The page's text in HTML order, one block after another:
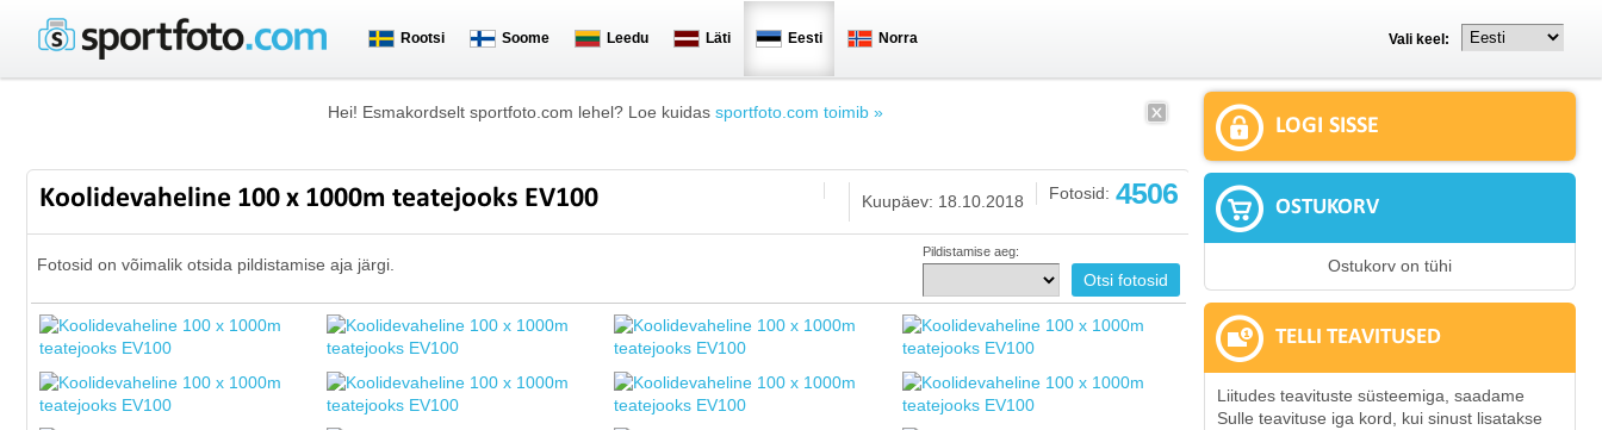
Rootsi Soome Leedu Läti Eesti Norra Vali keel:
Hei! Esmakordselt sportfoto.com lehel? Loe kuidas sportfoto.com toimib »
Koolidevaheline 100 x 1000m teatejooks EV100 Fotosid: 4506
Kuupäev: 18.10.2018
Fotosid on võimalik otsida pildistamise aja järgi.
Pildistamise aeg:
LOGI SISSE
OSTUKORV
Ostukorv on tühi
TELLI TEAVITUSED
Liitudes teavituste süsteemiga, saadame
Sulle teavituse iga kord, kui sinust lisatakse